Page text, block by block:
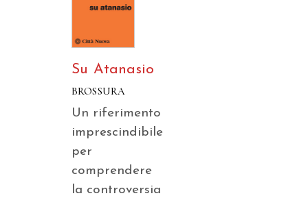
Su Atanasio
BROSSURA
Un riferimento
imprescindibile
per
comprendere
la controversia